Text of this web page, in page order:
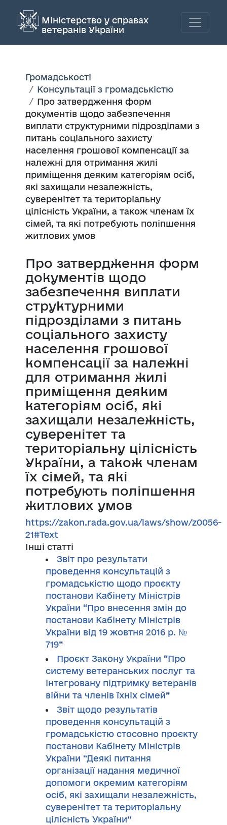
Міністерство у справах
ветеранів України
Громадськості
Консультації з громадськістю
Про затвердження форм
документів щодо забезпечення
виплати структурними підрозділами з
питань соціального захисту
населення грошової компенсації за
належні для отримання жилі
приміщення деяким категоріям осіб,
які захищали незалежність,
суверенітет та територіальну
цілісність України, а також членам їх
сімей, та які потребують поліпшення
житлових умов
Про затвердження форм
документів щодо
забезпечення виплати
структурними
підрозділами з питань
соціального захисту
населення грошової
компенсації за належні
для отримання жилі
приміщення деяким
категоріям осіб, які
захищали незалежність,
суверенітет та
територіальну цілісність
України, а також членам
їх сімей, та які
потребують поліпшення
житлових умов
https://zakon.rada.gov.ua/laws/show/z0056-
21#Text
Інші статті
Звіт про результати
проведення консультацій з
громадськістю щодо проєкту
постанови Кабінету Міністрів
України “Про внесення змін до
постанови Кабінету Міністрів
України від 19 жовтня 2016 р. №
719”
Проєкт Закону України “Про
систему ветеранських послуг та
інтегровану підтримку ветеранів
війни та членів їхніх сімей”
Звіт щодо результатів
проведення консультацій з
громадськістю стосовно проєкту
постанови Кабінету Міністрів
України “Деякі питання
організації надання медичної
допомоги окремим категоріям
осіб, які захищали незалежність,
суверенітет та територіальну
цілісність України”